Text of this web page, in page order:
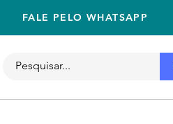
FALE PELO WHATSAPP